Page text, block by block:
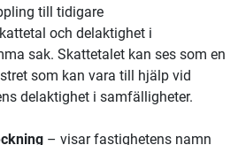
till tidigare
och delaktighet i
sak. Skattetalet kan ses som en
som kan vara till hjälp vid
delaktighet i samfälligheter.
– visar fastighetens namn